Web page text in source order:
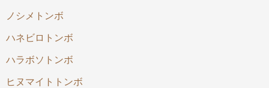
ノシメトンボ
ハネビロトンボ
ハラボソトンボ
ヒヌマイトトンボ